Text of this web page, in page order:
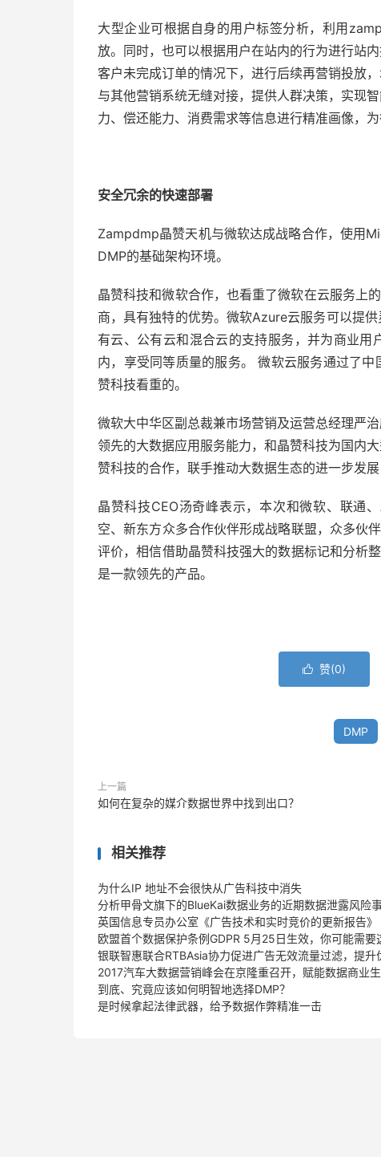
大型企业可根据自身的用户标签分析，利用
放。同时，也可以根据用户在站内的行为进行站
客户未完成订单的情况下，进行后续再营销投放
与其他营销系统无缝对接，提供人群决策，实现
力、偿还能力、消费需求等信息进行精准画像，为
安全冗余的快速部署
Zampdmp晶赞天机与微软达成战略合作，使用
DMP的基础架构环境。
晶赞科技和微软合作，也看重了微软在云服务上
商，具有独特的优势。微软Azure云服务可以提
有云、公有云和混合云的支持服务，并为商业
内，享受同等质量的服务。 微软云服务通过了
赞科技看重的。
微软大中华区副总裁兼市场营销及运营总经理严
领先的大数据应用服务能力，和晶赞科技为国内
赞科技的合作，联手推动大数据生态的进一步发
晶赞科技CEO汤奇峰表示，本次和微软、联通
空、新东方众多合作伙伴形成战略联盟，众多伙
评价，相信借助晶赞科技强大的数据标记和分析
是一款领先的产品。
 赞(0)
DMP
上一篇
如何在复杂的媒介数据世界中找到出口？
相关推荐
为什么IP 地址不会很快从广告科技中消失
分析甲骨文旗下的BlueKai数据业务的近期数据泄露风险
英国信息专员办公室《广告技术和实时竞价的更新报告》
欧盟首个数据保护条例GDPR 5月25日生效，你可能需要
银联智惠联合RTBAsia协力促进广告无效流量过滤，提升
2017汽车大数据营销峰会在京隆重召开，赋能数据商业
到底、究竟应该如何明智地选择DMP？
是时候拿起法律武器，给予数据作弊精准一击